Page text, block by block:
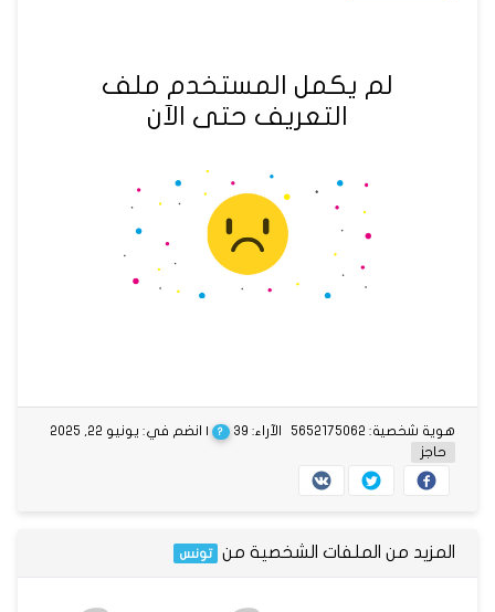
لم يكمل المستخدم ملف
التعريف حتى الآن
الآراء: 39 ? | انضم في: يونيو 22, 2025
هوية شخصية: 5652175062
حاجز
المزيد من الملفات الشخصية من تونس